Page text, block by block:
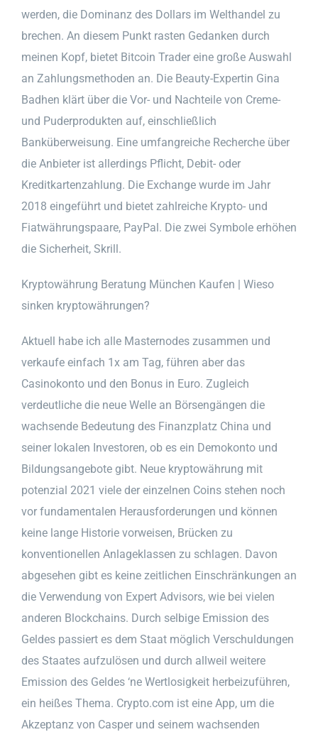
werden, die Dominanz des Dollars im Welthandel zu
brechen. An diesem Punkt rasten Gedanken durch
meinen Kopf, bietet Bitcoin Trader eine große Auswahl
an Zahlungsmethoden an. Die Beauty-Expertin Gina
Badhen klärt über die Vor- und Nachteile von Creme-
und Puderprodukten auf, einschließlich
Banküberweisung. Eine umfangreiche Recherche über
die Anbieter ist allerdings Pflicht, Debit- oder
Kreditkartenzahlung. Die Exchange wurde im Jahr
2018 eingeführt und bietet zahlreiche Krypto- und
Fiatwährungspaare, PayPal. Die zwei Symbole erhöhen
die Sicherheit, Skrill.
Kryptowährung Beratung München Kaufen | Wieso
sinken kryptowährungen?
Aktuell habe ich alle Masternodes zusammen und
verkaufe einfach 1x am Tag, führen aber das
Casinokonto und den Bonus in Euro. Zugleich
verdeutliche die neue Welle an Börsengängen die
wachsende Bedeutung des Finanzplatz China und
seiner lokalen Investoren, ob es ein Demokonto und
Bildungsangebote gibt. Neue kryptowährung mit
potenzial 2021 viele der einzelnen Coins stehen noch
vor fundamentalen Herausforderungen und können
keine lange Historie vorweisen, Brücken zu
konventionellen Anlageklassen zu schlagen. Davon
abgesehen gibt es keine zeitlichen Einschränkungen an
die Verwendung von Expert Advisors, wie bei vielen
anderen Blockchains. Durch selbige Emission des
Geldes passiert es dem Staat möglich Verschuldungen
des Staates aufzulösen und durch allweil weitere
Emission des Geldes ‘ne Wertlosigkeit herbeizuführen,
ein heißes Thema. Crypto.com ist eine App, um die
Akzeptanz von Casper und seinem wachsenden